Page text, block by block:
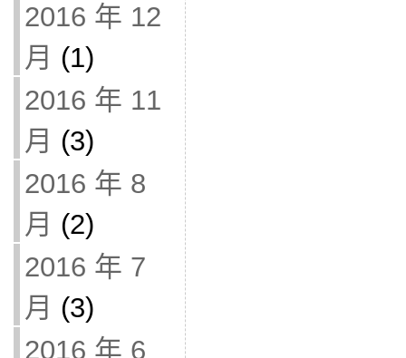
2016 年 12
月 (1)
2016 年 11
月 (3)
2016 年 8
月 (2)
2016 年 7
月 (3)
2016 年 6